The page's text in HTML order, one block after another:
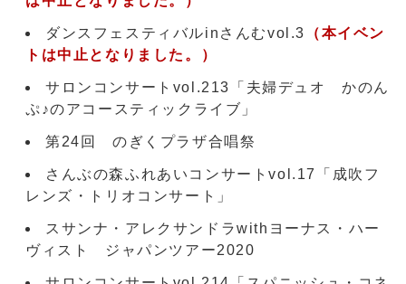
ダンスフェスティバルinさんむvol.3
（本イベン
トは中止となりました。）
サロンコンサートvol.213「夫婦デュオ かのん
ぷ♪のアコースティックライブ」
第24回 のぎくプラザ合唱祭
さんぶの森ふれあいコンサートvol.17「成吹フ
レンズ・トリオコンサート」
スサンナ・アレクサンドラwithヨーナス・ハー
ヴィスト ジャパンツアー2020